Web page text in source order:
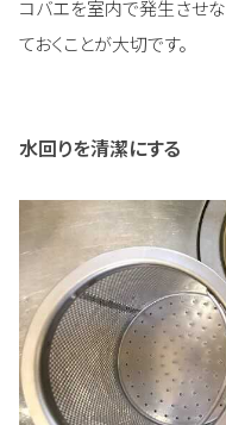
コバエを室内で発生させ
ておくことが大切です。
水回りを清潔にする